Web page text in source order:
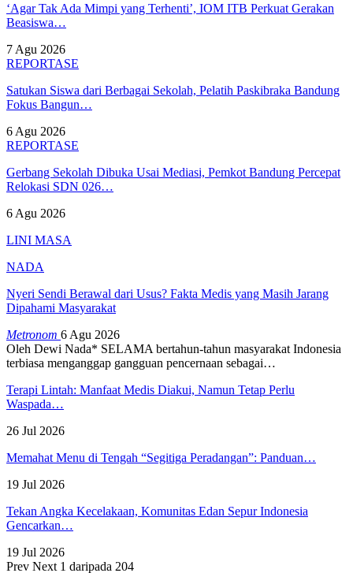
‘Agar Tak Ada Mimpi yang Terhenti’, IOM ITB Perkuat Gerakan
Beasiswa…
7 Agu 2026
REPORTASE
Satukan Siswa dari Berbagai Sekolah, Pelatih Paskibraka Bandung
Fokus Bangun…
6 Agu 2026
REPORTASE
Gerbang Sekolah Dibuka Usai Mediasi, Pemkot Bandung Percepat
Relokasi SDN 026…
6 Agu 2026
LINI MASA
NADA
Nyeri Sendi Berawal dari Usus? Fakta Medis yang Masih Jarang
Dipahami Masyarakat
Metronom 6 Agu 2026
Oleh Dewi Nada* SELAMA bertahun-tahun masyarakat Indonesia
terbiasa menganggap gangguan pencernaan sebagai…
Terapi Lintah: Manfaat Medis Diakui, Namun Tetap Perlu
Waspada…
26 Jul 2026
Memahat Menu di Tengah “Segitiga Peradangan”: Panduan…
19 Jul 2026
Tekan Angka Kecelakaan, Komunitas Edan Sepur Indonesia
Gencarkan…
19 Jul 2026
Prev Next 1 daripada 204